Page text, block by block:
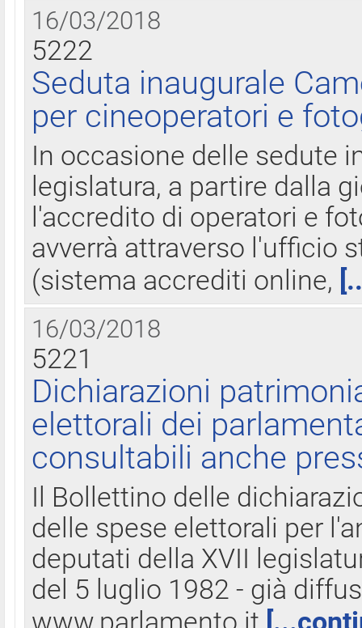
16/03/2018
5222
Seduta inaugurale
per cineoperatori e
In occasione delle sedute
legislatura, a partire dalla
l'accredito di operatori e
avverrà attraverso l'ufficio
(sistema accrediti online,
16/03/2018
5221
Dichiarazioni
elettorali dei
consultabili anche
Il Bollettino delle
delle spese elettorali per
deputati della XVII
del 5 luglio 1982 - già